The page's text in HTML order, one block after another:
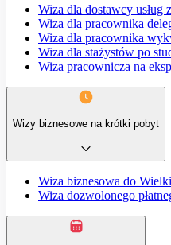
Wiza dla dostawcy
Wiza dla pracownika
Wiza dla pracownika
Wiza dla stażystów po
Wiza pracownicza na
Wizy biznesowe na krótki pobyt
Wiza biznesowa do
Wiza dozwolonego